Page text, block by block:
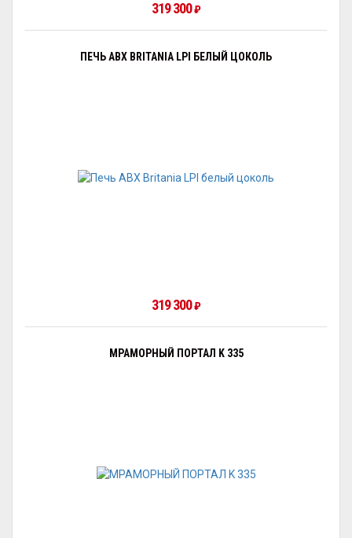
319 300₽
ПЕЧЬ ABX BRITANIA LPI БЕЛЫЙ ЦОКОЛЬ
319 300₽
МРАМОРНЫЙ ПОРТАЛ K 335